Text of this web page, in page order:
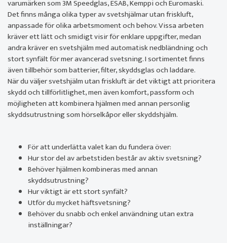
varumärken som 3M Speedglas, ESAB, Kemppi och Euromaski.
Det finns många olika typer av svetshjälmar utan friskluft,
anpassade för olika arbetsmoment och behov. Vissa arbeten
kräver ett lätt och smidigt visir för enklare uppgifter, medan
andra kräver en svetshjälm med automatisk nedbländning och
stort synfält för mer avancerad svetsning. I sortimentet finns
även tillbehör som batterier, filter, skyddsglas och laddare.
När du väljer svetshjälm utan friskluft är det viktigt att prioritera
skydd och tillförlitlighet, men även komfort, passform och
möjligheten att kombinera hjälmen med annan personlig
skyddsutrustning som hörselkåpor eller skyddshjälm.
För att underlätta valet kan du fundera över:
Hur stor del av arbetstiden består av aktiv svetsning?
Behöver hjälmen kombineras med annan
skyddsutrustning?
Hur viktigt är ett stort synfält?
Utför du mycket häftsvetsning?
Behöver du snabb och enkel användning utan extra
inställningar?